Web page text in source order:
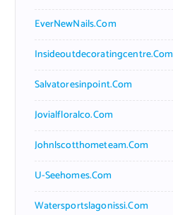
EverNewNails.com
Insideoutdecoratingcentre.com
Salvatoresinpoint.com
Jovialfloralco.com
Johnlscotthometeam.com
U-Seehomes.com
Watersportslagonissi.com